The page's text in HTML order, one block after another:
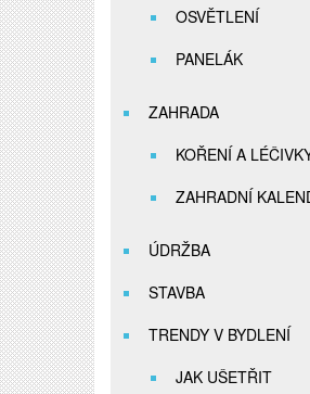
OSVĚTLENÍ
PANELÁK
ZAHRADA
KOŘENÍ A
ZAHRADNÍ
ÚDRŽBA
STAVBA
TRENDY V BYDLENÍ
JAK UŠETŘIT